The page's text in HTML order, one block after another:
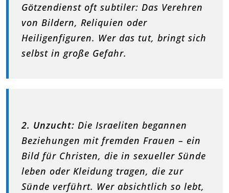
Götzendienst oft subtiler: Das Verehren
von Bildern, Reliquien oder
Heiligenfiguren. Wer das tut, bringt sich
selbst in große Gefahr.
2. Unzucht: Die Israeliten begannen
Beziehungen mit fremden Frauen – ein
Bild für Christen, die in sexueller Sünde
leben oder Kleidung tragen, die zur
Sünde verführt. Wer absichtlich so lebt,